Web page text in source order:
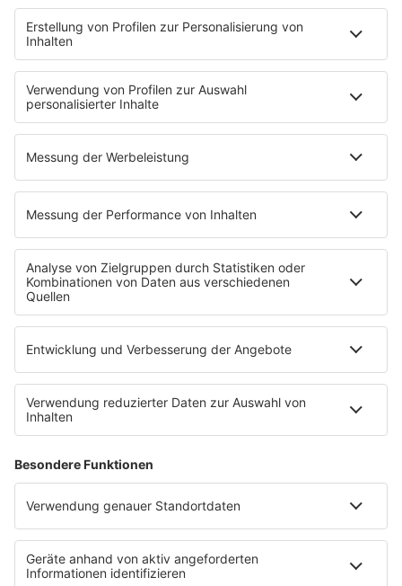
"Bewerbung und Karriere"
Aber bitte mit Schlager
Erdbeerkäse
Fitness mit M.A.R.K
Glück in Worten
Todesursache
Niemand muss ein Promi sein
PROGRAMM
Mit den Waffeln einer Frau
SERVICE
Empfang
barba radio App
Impressum
Datenschutz Facebook & Instagram
Datenschutzeinstellungen
Clubbedingungen
Werbung schalten
Waffel-Werbepartner
80s80s.de
90s90s.de
Schlagerplanetradio.com
1deutsch.de